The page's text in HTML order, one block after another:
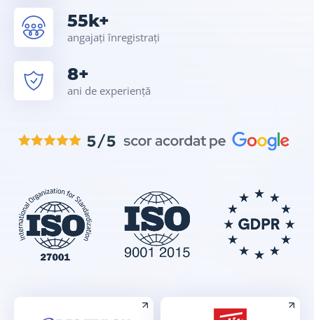
55k+
angajați înregistrați
8+
ani de experiență